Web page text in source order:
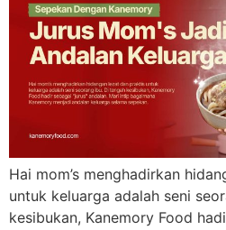
Hai mom’s menghadirkan
untuk keluarga adalah seni
kesibukan, Kanemory Food